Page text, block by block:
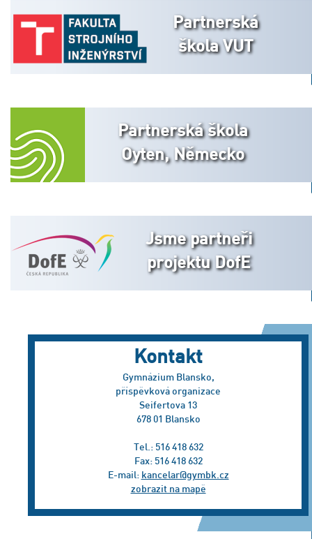
Partnerská
škola VUT
Partnerská škola
Oyten, Německo
Jsme partneři
projektu DofE
Kontakt
Gymnázium Blansko,
příspěvková organizace
Seifertova 13
678 01 Blansko
Tel.: 516 418 632
Fax: 516 418 632
E-mail: kancelar@gymbk.cz
zobrazit na mapě